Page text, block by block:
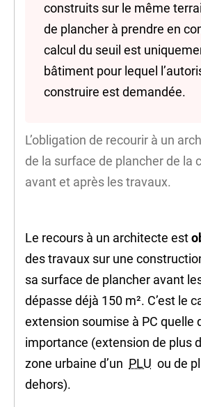
construits sur le même
de plancher à prendre en
calcul du seuil est
bâtiment pour lequel
construire est demandée.
L’obligation de recourir à un
de la surface de plancher de la
avant et après les travaux.
Le recours à un architecte est
des travaux sur une
sa surface de plancher avant
dépasse déjà 150 m². C’est le
extension soumise à PC quelle
importance (extension de plus
zone urbaine d’un PLU ou de
dehors).